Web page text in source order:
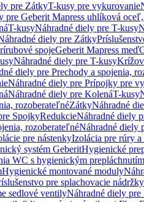
pre ZátkyT-kusy pre vykurovanie
pre Geberit Mapress uhlíková
T-kusyNáhradné diely pre T-kusy
diely pre Zátky
spojeGeberit Mapress meď
Náhradné diely pre T-kusy
diely pre Prechody a spojenia,
Náhradné diely pre Prípojky pre
Náhradné diely pre KolenáT-kusy
rozoberateľnéZátkyNáhradné
SpojkyRedukcieNáhradné diely
rozoberateľnéNáhradné diely
pre nástenkyIzolácia pre rúry
systém GeberitHygienické
WC s hygienickým prepláchnutím
Hygienické montované moduly
pre splachovacie
sedlové ventilyNáhradné diely